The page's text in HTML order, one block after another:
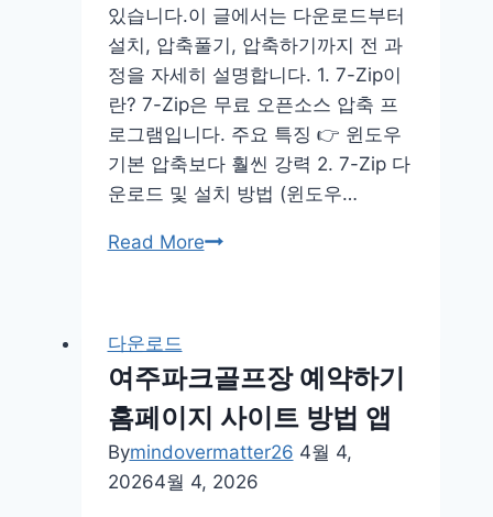
로
드
있습니다.이 글에서는 다운로드부터
설치, 압축풀기, 압축하기까지 전 과
정을 자세히 설명합니다. 1. 7-Zip이
란? 7-Zip은 무료 오픈소스 압축 프
로그램입니다. 주요 특징 👉 윈도우
기본 압축보다 훨씬 강력 2. 7-Zip 다
운로드 및 설치 방법 (윈도우…
Read More7zip
푸
는
법
다
다운로드
여주파크골프장 예약하기
홈페이지 사이트 방법 앱
Bymindovermatter26 4월 4,
20264월 4, 2026